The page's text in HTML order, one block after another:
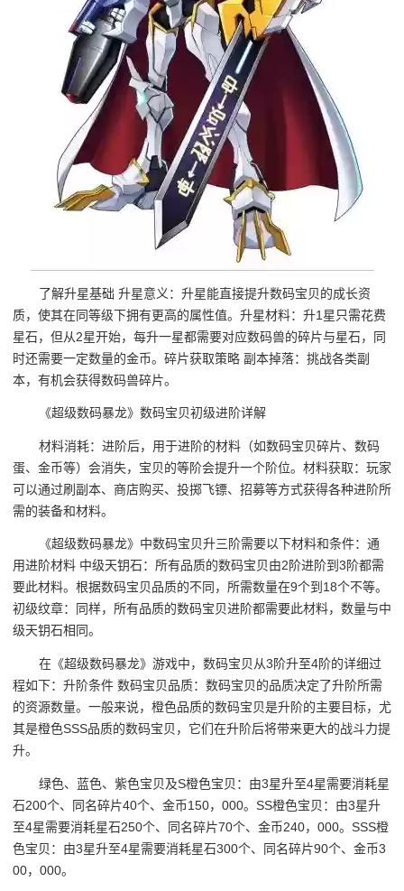
了解升星基础 升星意义：升星能直接提升数码宝贝的成长资
质，使其在同等级下拥有更高的属性值。升星材料：升1星只需花费
星石，但从2星开始，每升一星都需要对应数码兽的碎片与星石，同
时还需要一定数量的金币。碎片获取策略 副本掉落：挑战各类副
本，有机会获得数码兽碎片。
《超级数码暴龙》数码宝贝初级进阶详解
材料消耗：进阶后，用于进阶的材料（如数码宝贝碎片、数码
蛋、金币等）会消失，宝贝的等阶会提升一个阶位。材料获取：玩家
可以通过刷副本、商店购买、投掷飞镖、招募等方式获得各种进阶所
需的装备和材料。
《超级数码暴龙》中数码宝贝升三阶需要以下材料和条件：通
用进阶材料 中级天钥石：所有品质的数码宝贝由2阶进阶到3阶都需
要此材料。根据数码宝贝品质的不同，所需数量在9个到18个不等。
初级纹章：同样，所有品质的数码宝贝进阶都需要此材料，数量与中
级天钥石相同。
在《超级数码暴龙》游戏中，数码宝贝从3阶升至4阶的详细过
程如下：升阶条件 数码宝贝品质：数码宝贝的品质决定了升阶所需
的资源数量。一般来说，橙色品质的数码宝贝是升阶的主要目标，尤
其是橙色SSS品质的数码宝贝，它们在升阶后将带来更大的战斗力提
升。
绿色、蓝色、紫色宝贝及S橙色宝贝：由3星升至4星需要消耗星
石200个、同名碎片40个、金币150，000。SS橙色宝贝：由3星升
至4星需要消耗星石250个、同名碎片70个、金币240，000。SSS橙
色宝贝：由3星升至4星需要消耗星石300个、同名碎片90个、金币3
00，000。